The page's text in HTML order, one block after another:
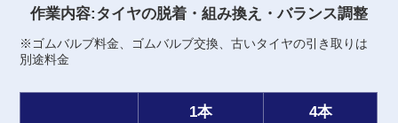
作業内容:タイヤの脱着・組み換え・バランス調整
※ゴムバルブ料金、ゴムバルブ交換、古いタイヤの引き取りは
別途料金
1本 4本